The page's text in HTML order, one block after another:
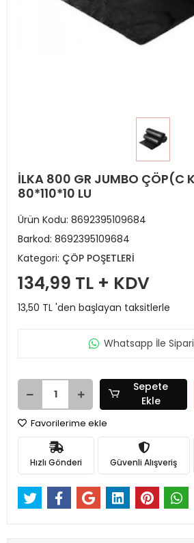
İLKA 800 GR JUMBO ÇÖP(C
80*110*10 LU
Ürün Kodu: 8692395109684
Barkod: 8692395109684
Kategori: ÇÖP POŞETLERİ
134,99 TL + KDV
13,50 TL 'den başlayan taksitlerle
Whatsapp İle
Sepete
Ekle
Favorilerime ekle
Hızlı Gönderi Güvenli Alışveriş